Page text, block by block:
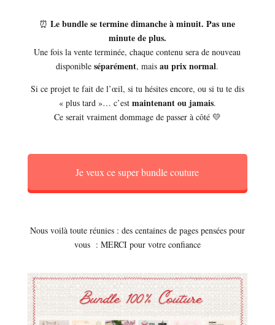
⏰Le bundle se termine dimanche à minuit. Pas une
minute de plus.
Une fois la vente terminée, chaque contenu sera de nouveau
disponibleséparément, maisau prix normal.
Si ce projet te fait de l’œil, si tu hésites encore, ou si tu te dis
« plus tard »… c’est maintenant ou jamais.
Ce serait vraiment dommage de passer à côté 💛
Je veux ce super bundle couture
Nous voilà toute réunies : des centaines de pages pensées pour
vous : MERCI pour votre confiance